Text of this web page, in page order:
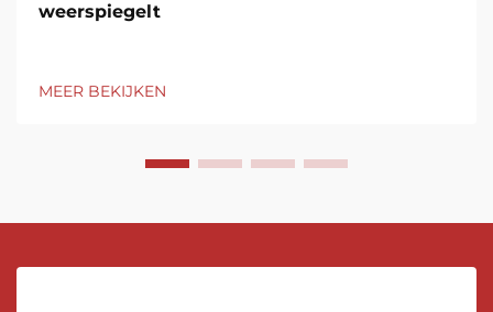
weerspiegelt
MEER BEKIJKEN